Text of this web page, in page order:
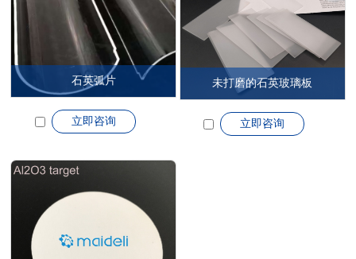
石英弧片
立即咨询
未打磨的石英玻璃板
立即咨询